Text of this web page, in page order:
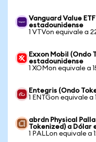
Vanguard Value
estadounidense
1 VTVon equivale a
Exxon Mobil (Ondo
estadounidense
1 XOMon equivale a
Entegris (Ondo
1 ENTGon equivale a
abrdn Physical
Tokenized) a Dólar
1 PALLon equivale a